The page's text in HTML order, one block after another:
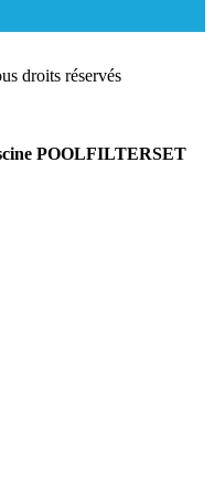
droits réservés
POOLFILTERSET